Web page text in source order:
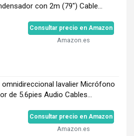
con 2m (79") Cable...
Consultar precio en Amazon
Amazon.es
lavalier Micrófono
de 5.6pies Audio Cables...
Consultar precio en Amazon
Amazon.es